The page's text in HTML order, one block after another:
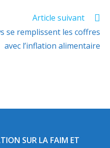
Article suivant
se remplissent les coffres
avec l’inflation alimentaire
SUR LA FAIM ET